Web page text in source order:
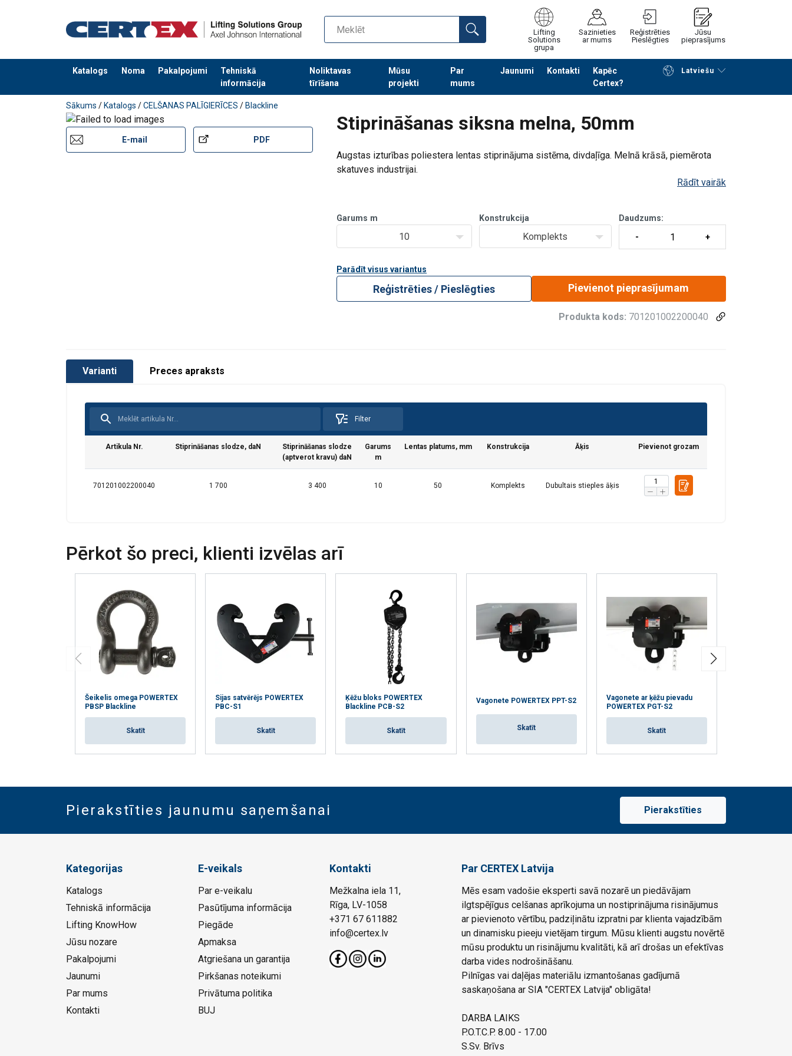
Lifting
Solutions
grupa
Sazinieties
ar mums
Reģistrēties
Pieslēgties
Jūsu
pieprasījums
Katalogs Noma Pakalpojumi
Tehniskā
informācija
Noliktavas
tīrīšana
Mūsu
projekti
Par
mums
Jaunumi Kontakti
Kapēc
Certex?
Latviešu
Pievienots jūsu pasūtījumam Turpināt meklēt preces Noformēt piedāvājuma pieprasījumu
Sākums / Katalogs /CELŠANAS PALĪGIERĪCES / Blackline
Stiprināšanas siksna melna, 50mm
E-mail PDF
Augstas izturības poliestera lentas stiprinājuma sistēma, divdaļīga. Melnā krāsā, piemērota
skatuves industrijai.
Rādīt vairāk
Garums m
10
Konstrukcija
Komplekts
Daudzums:
Parādīt visus variantus
Reģistrēties / Pieslēgties Pievienot pieprasījumam
Produkta kods: 701201002200040
Varianti Preces apraksts
Filter
Artikula Nr. Stiprināšanas slodze, daN
Stiprināšanas slodze
(aptverot kravu) daN
Garums
m
Lentas platums, mm Konstrukcija Āķis Pievienot grozam
701201002200040 1 700 3 400 10 50 Komplekts Dubultais stieples āķis
Pērkot šo preci, klienti izvēlas arī
Šeikelis omega POWERTEX
PBSP Blackline
Skatīt
Sijas satvērējs POWERTEX
PBC-S1
Skatīt
Ķēžu bloks POWERTEX
Blackline PCB-S2
Skatīt
Vagonete POWERTEX PPT-S2
Skatīt
Vagonete ar ķēžu pievadu
POWERTEX PGT-S2
Skatīt
Pierakstīties jaunumu saņemšanai Pierakstīties
Kategorijas
Katalogs
Tehniskā informācija
Lifting KnowHow
Jūsu nozare
Pakalpojumi
Jaunumi
Par mums
Kontakti
E-veikals
Par e-veikalu
Pasūtījuma informācija
Piegāde
Apmaksa
Atgriešana un garantija
Pirkšanas noteikumi
Privātuma politika
BUJ
Kontakti
Mežkalna iela 11,
Rīga, LV-1058
+371 67 611882
info@certex.lv
Par CERTEX Latvija
Mēs esam vadošie eksperti savā nozarē un piedāvājam
ilgtspējīgus celšanas aprīkojuma un nostiprinājuma risinājumus
ar pievienoto vērtību, padziļinātu izpratni par klienta vajadzībām
un dinamisku pieeju vietējam tirgum. Mūsu klienti augstu novērtē
mūsu produktu un risinājumu kvalitāti, kā arī drošas un efektīvas
darba vides nodrošināšanu.
Pilnīgas vai daļējas materiālu izmantošanas gadījumā
saskaņošana ar SIA "CERTEX Latvija" obligāta!
DARBA LAIKS
P.O.T.C.P. 8.00 - 17.00
S.Sv. Brīvs